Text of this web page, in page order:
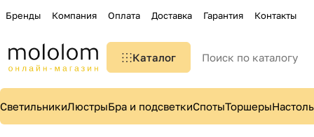
Бренды Компания Оплата Доставка Гарантия Контакты
Каталог
СветильникиЛюстрыБра и подсветкиСпотыТоршеры